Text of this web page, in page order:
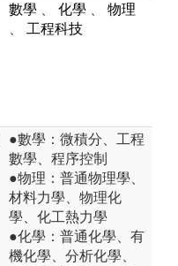
數學 化學
物理
工程科技
●數學：微積分、工程
數學、程序控制
●物理：普通物理學、
材料力學、物理化
學、化工熱力學
●化學：普通化學、有
機化學、分析化學、